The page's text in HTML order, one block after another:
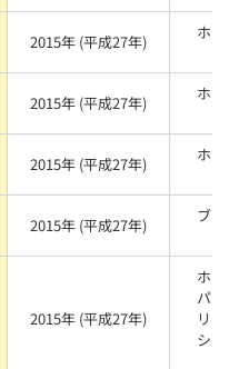
2015年 (平成27年)
ホワ
2015年 (平成27年)
ホワ
2015年 (平成27年)
ホワ
2015年 (平成27年)
ブラ
2015年 (平成27年)
ホワ
パー
リス
シャ